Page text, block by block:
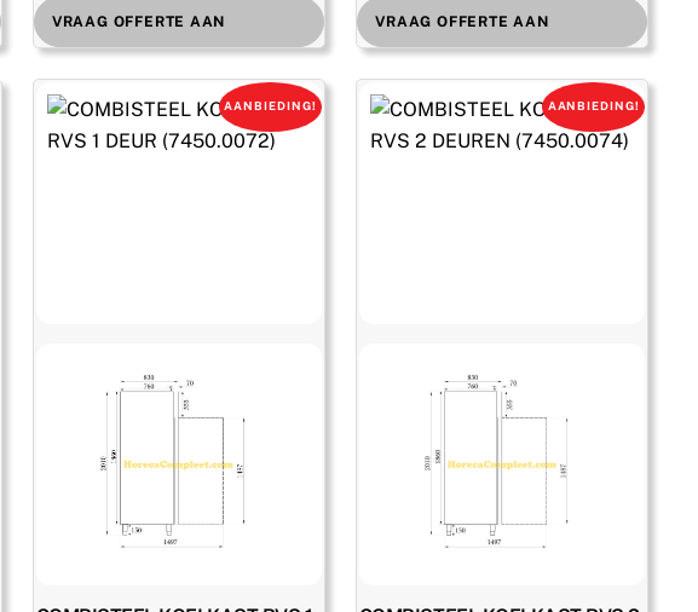
prijs
was:
€ 1.355,00.
prijs
is:
€ 976,00.
1.180,96 incl. BTW
VRAAG OFFERTE AAN
prijs
was:
€ 975,00.
prijs
is:
€ 702,00.
849,42 incl. BTW
VRAAG OFFERTE AAN
AANBIEDING! AANBIEDING!